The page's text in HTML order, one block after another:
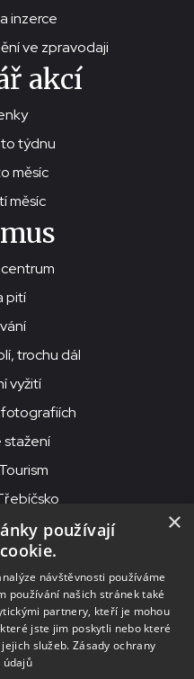
inzerce
ve zpravodaji
akcí
týdnu
měsíc
měsíc
pití
trochu dál
vyžití
fotografiích
stažení
Mor. Budějovice
Purcnerova 62, 676 02
ID datové schránky: chjn2kd
×
používají
návštěvnosti používáme
používání našich stránek také
partnery, kteří je mohou
jste jim poskytli nebo které
služeb. Zásady ochrany
údajů